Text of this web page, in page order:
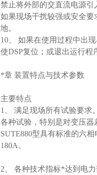
禁止将外部的交直流电源
如果现场干扰较强或安全
地。
10、 如果在使用过程中出
使DSP复位；或退出运行
*章 装置特点与技术参数
主要特点
1、 满足现场所有试验要求
各种试验，特别是对变压
SUTE880型具有标准的六
180A。
2、 各种技术指标*达到电